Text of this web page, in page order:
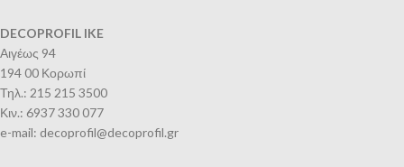
DECOPROFIL IKE
Αιγέως 94
194 00 Κορωπί
Τηλ.: 215 215 3500
Κιν.: 6937 330 077
e-mail: decoprofil@decoprofil.gr